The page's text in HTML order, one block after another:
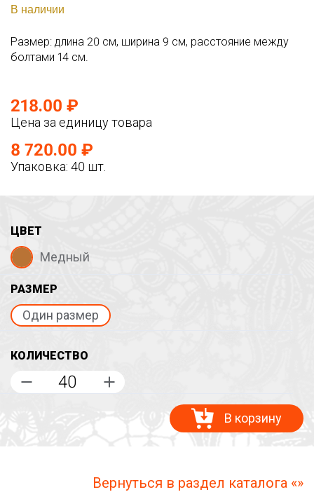
В наличии
Размер: длина 20 см, ширина 9 см, расстояние между
болтами 14 см.
218.00 ₽
Цена за единицу товара
8 720.00 ₽
Упаковка: 40 шт.
ЦВЕТ
Медный
РАЗМЕР
Один размер
КОЛИЧЕСТВО
В корзину
Вернуться в раздел каталога «»